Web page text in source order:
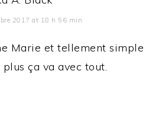
2017 at 18 h 56 min
Marie et tellement simple
ça va avec tout.